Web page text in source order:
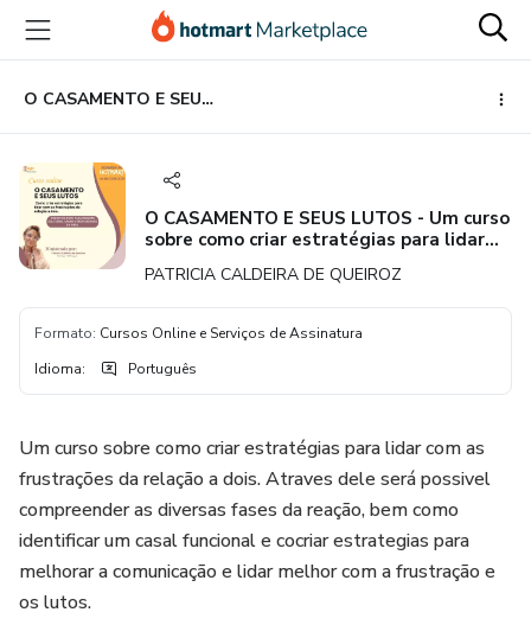
para
conteúdo
principal
para
pagamento
para
rodapé
O CASAMENTO E SEUS LUTOS - Um curso sobre como criar estratégias para lidar com as frustrações da relação a dois.
O CASAMENTO E SEUS LUTOS - Um curso
sobre como criar estratégias para lidar
PATRICIA CALDEIRA DE QUEIROZ
Formato: Cursos Online e Serviços de Assinatura
Idioma: Português
Um curso sobre como criar estratégias para lidar com as
frustrações da relação a dois. Atraves dele será possivel
compreender as diversas fases da reação, bem como
identificar um casal funcional e cocriar estrategias para
melhorar a comunicação e lidar melhor com a frustração e
os lutos.